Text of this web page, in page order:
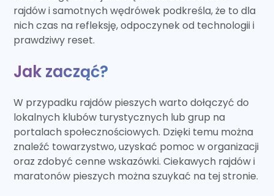
rajdów i samotnych wędrówek podkreśla, że to dla
nich czas na refleksję, odpoczynek od technologii i
prawdziwy reset.
Jak zacząć?
W przypadku rajdów pieszych warto dołączyć do
lokalnych klubów turystycznych lub grup na
portalach społecznościowych. Dzięki temu można
znaleźć towarzystwo, uzyskać pomoc w organizacji
oraz zdobyć cenne wskazówki. Ciekawych rajdów i
maratonów pieszych można szuykać na tej stronie.